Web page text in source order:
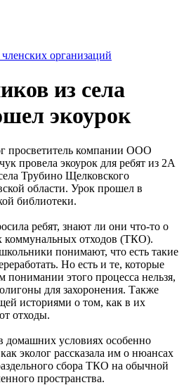
организаций
из села
экоурок
просветитель компании ООО
провела экоурок для ребят из 2А
Трубино Щелковского
области. Урок прошел в
библиотеки.
ребят, знают ли они что-то о
коммунальных отходов (ТКО).
понимают, что есть такие
Но есть и те, которые
понимании этого процесса нельзя,
для захоронения. Также
историями о том, как в их
отходы.
домашних условиях особенно
эколог рассказала им о нюансах
сбора ТКО на обычной
пространства.